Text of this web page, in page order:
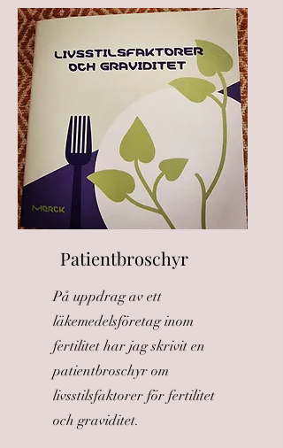
Patientbroschyr
På uppdrag av ett
läkemedelsföretag inom
fertilitet har jag skrivit en
patientbroschyr om
livsstilsfaktorer för fertilitet
och graviditet.